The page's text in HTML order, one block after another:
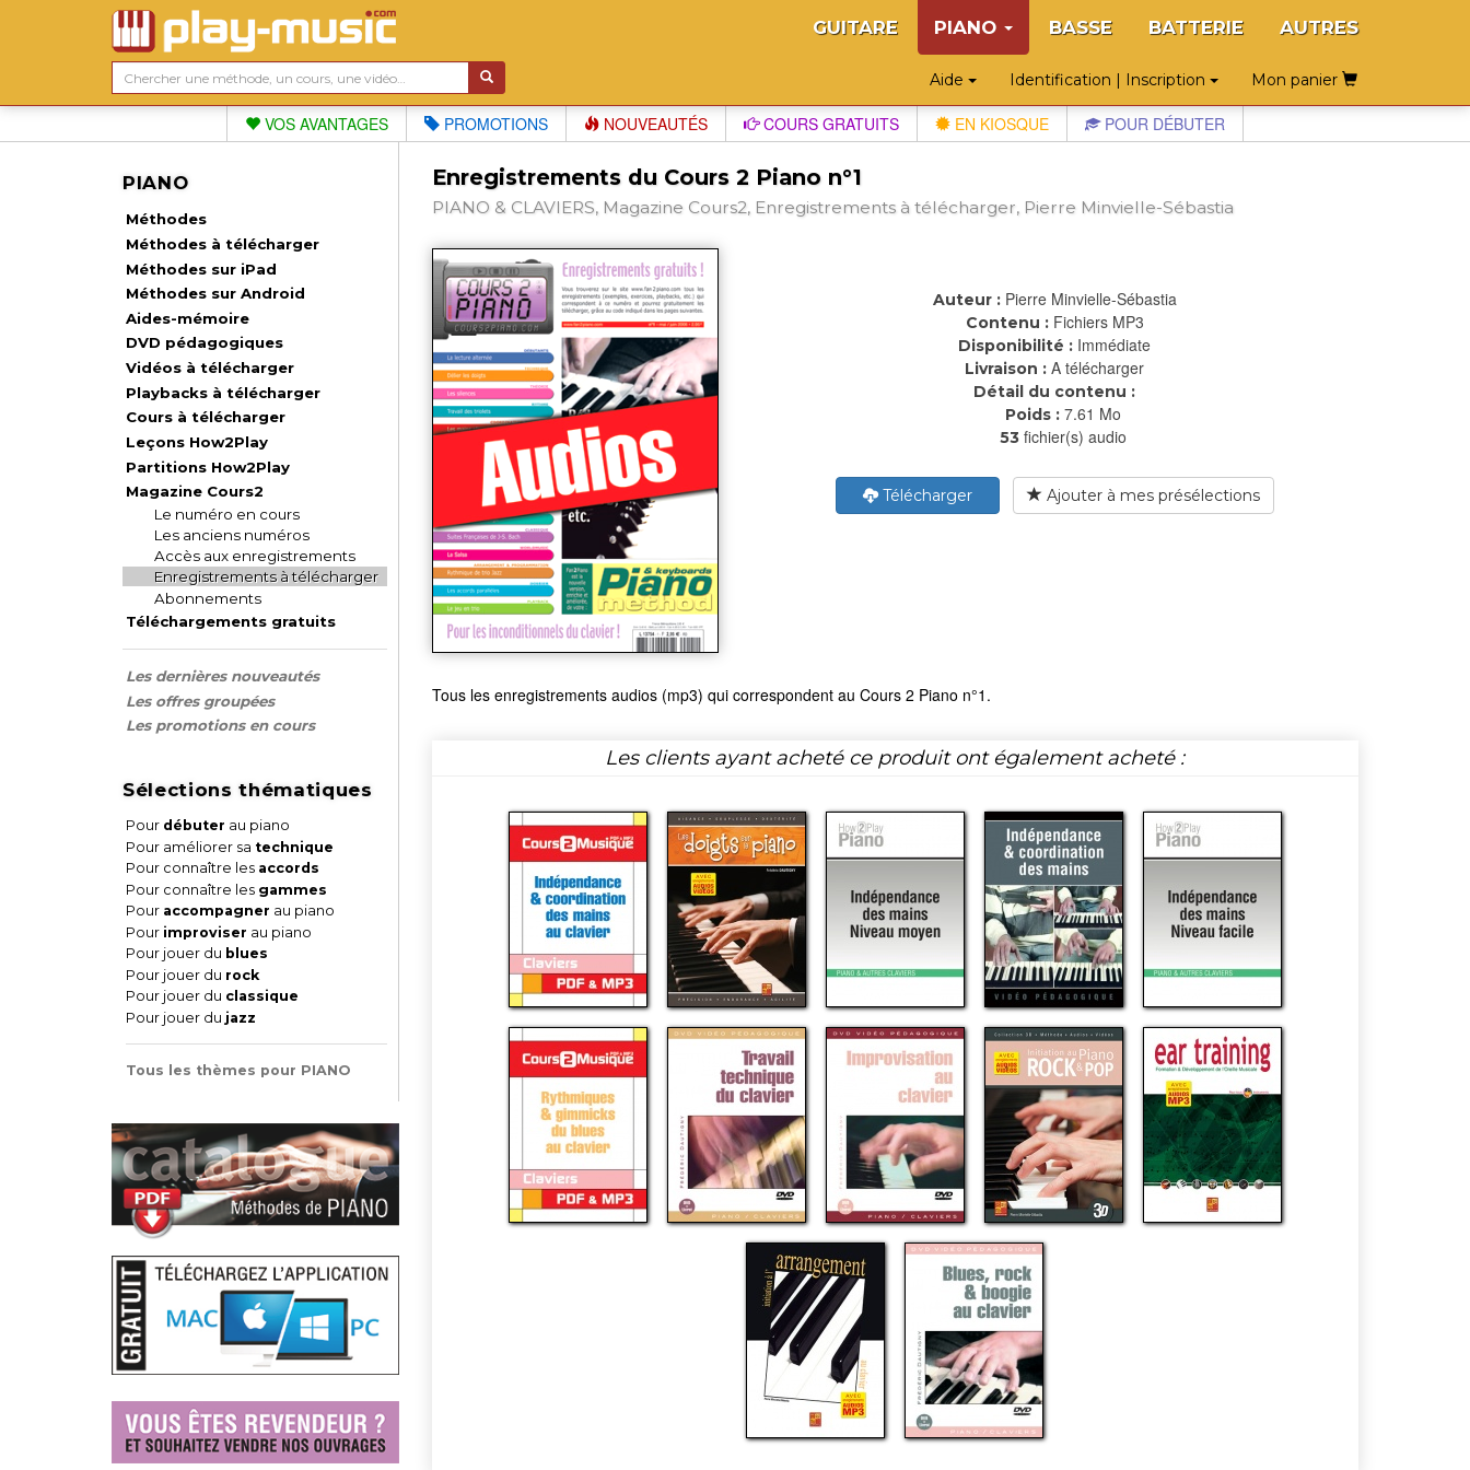
GUITARE PIANO BASSE BATTERIE AUTRES
Aide Identification | Inscription Mon panier
VOS AVANTAGES PROMOTIONS NOUVEAUTÉS COURS GRATUITS EN KIOSQUE POUR DÉBUTER
PIANO
Méthodes
Méthodes à télécharger
Méthodes sur iPad
Méthodes sur Android
Aides-mémoire
DVD pédagogiques
Vidéos à télécharger
Playbacks à télécharger
Cours à télécharger
Leçons How2Play
Partitions How2Play
Magazine Cours2
Le numéro en cours
Les anciens numéros
Accès aux enregistrements
Enregistrements à télécharger
Abonnements
Téléchargements gratuits
Les dernières nouveautés
Les offres groupées
Les promotions en cours
Sélections thématiques
Pour débuter au piano
Pour améliorer sa technique
Pour connaître les accords
Pour connaître les gammes
Pour accompagner au piano
Pour improviser au piano
Pour jouer du blues
Pour jouer du rock
Pour jouer du classique
Pour jouer du jazz
Tous les thèmes pour PIANO
Enregistrements du Cours 2 Piano n°1
PIANO & CLAVIERS, Magazine Cours2, Enregistrements à télécharger, Pierre Minvielle-Sébastia
Auteur : Pierre Minvielle-Sébastia
Contenu : Fichiers MP3
Disponibilité : Immédiate
Livraison : A télécharger
Détail du contenu :
Poids : 7.61 Mo
53 fichier(s) audio
Télécharger Ajouter à mes présélections
Tous les enregistrements audios (mp3) qui correspondent au Cours 2 Piano n°1.
Les clients ayant acheté ce produit ont également acheté :